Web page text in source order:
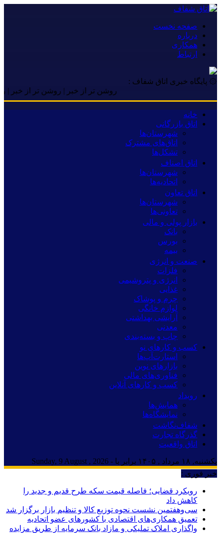
صفحه نخست
درباره
همکاری
ارتباط
۞ پایگاه خبری اتاق شفاف :
روشن تر از خبر | روشن تر از خبر |
خانه
اتاق بازرگانی
شهرستان‌ها
اتاق‌های مشترک
تشکل‌ها
اتاق اصناف
شهرستان‌ها
اتحادیه‌ها
اتاق تعاون
شهرستان‌ها
تعاونی‌ها
بازار پولی و مالی
بانک
بورس
بیمه
صنعت و انرژی
فلزات
انرژی و پتروشیمی
غذایی
چرم و پوشاک
لوازم خانگی
آرایشی بهداشتی
معدنی
چاپ و بسته‌بندی
کسب و کارهای نو
استارت‌آپ‌ها
بازارهای نوین
فناوری‌های مالی
کسب و کارهای آنلاین
رویداد
همایش‌ها
نمایشگاه‌ها
شفاف‌نگاشت
گذرگاه تجارت
اتاق واقعیت
یکشنبه, ۱۸ مرداد , ۱۴۰۵ برابر با - Sunday, 9 August , 2026
خبر فوری :
رویکرد قضایی؛ فاصله قیمت سکه طرح قدیم و جدید را
کاهش داد
سی‌و‌هفتمین نشست نحوه توزیع کالا و تنظیم بازار برگزار شد
تعمیق همکاری‌های اقتصادی با کشورهای عضو اتحادیه
واگذاری املاک تملیکی و مازاد بانک سرمایه از طریق مزایده